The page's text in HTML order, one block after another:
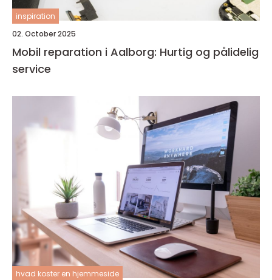
inspiration
02. October 2025
Mobil reparation i Aalborg: Hurtig og pålidelig
service
hvad koster en hjemmeside